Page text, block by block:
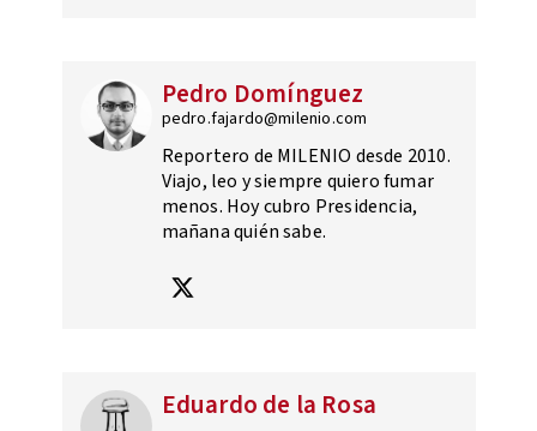
Pedro Domínguez
pedro.fajardo@milenio.com
Reportero de MILENIO desde 2010.
Viajo, leo y siempre quiero fumar
menos. Hoy cubro Presidencia,
mañana quién sabe.
Eduardo de la Rosa